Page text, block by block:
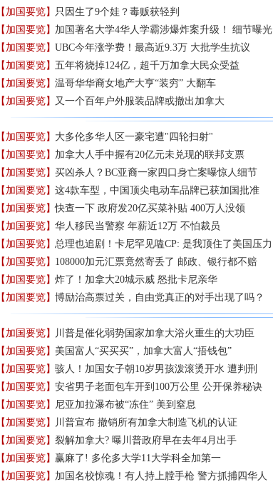
【加国要览】只因生了9个娃？毒贩获轻判
【加国要览】加国著名大学4华人学霸涉爆炸案升级！ 细节曝光
【加国要览】UBC今年涨学费！最高近9.3万 大批学生抗议
【加国要览】五年将烧掉124亿，超千万加拿大民众受益
【加国要览】温哥华华裔女地产大亨“装穷” 大翻车
【加国要览】 又一个百年户外服装品牌或撤出加拿大
【加国要览】大多伦多华人区一豪宅遭"四轮扫射"
【加国要览】加拿大人手中握有20亿元未兑现的联邦支票
【加国要览】买凶杀人？BC亚裔一家四口身亡案曝惊人细节
【加国要览】这4款车型，中国顶尖电动车品牌已获加国批准
【加国要览】快查一下 政府发20亿买菜补贴 400万人没领
【加国要览】华人移民当警察 年薪近12万 不怕裁员
【加国要览】总理也追剧！卡尼罕见嗑CP: 是我顶住了美国压力
【加国要览】108000加元汇票竟然寄丢了 邮政、银行都不赔
【加国要览】炸了！加拿大20城示威 怒批卡尼亲华
【加国要览】博励治高票过关，自由党真正的对手出现了吗？
【加国要览】 川普是催化弱势国家加拿大浴火重生的大功臣
【加国要览】美国富人“买买买”，加拿大富人“捂钱包”
【加国要览】骇人！加国女子朝10岁男孩泼滚烫开水 遭判刑
【加国要览】安省男子老面包车开到100万公里 公开保养秘诀
【加国要览】尼亚加拉瀑布被“冻住” 美到窒息
【加国要览】 川普宣布 撤销所有加拿大制造飞机的认证
【加国要览】裂解加拿大? 曝川普政府早在去年4月出手
【加国要览】赢麻了! 多伦多大学11大学科全加第一
【加国要览】加国名校惊魂！有人持上膛手枪 警方抓捕四华人